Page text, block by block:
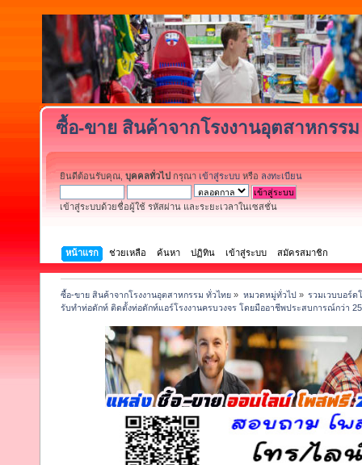
ซื้อ-ขาย สินค้าจากโรงงานอุตสาหกรร
ยินดีต้อนรับคุณ, บุคคลทั่วไป กรุณา เข้าสู่ระบบ หรือ ลงทะเบียน
เข้าสู่ระบบด้วยชื่อผู้ใช้ รหัสผ่าน และระยะเวลาในเซสชั่น
หน้าแรก ช่วยเหลือ ค้นหา ปฏิทิน เข้าสู่ระบบ สมัครสมาชิก
ซื้อ-ขาย สินค้าจากโรงงานอุตสาหกรรม ทั่วไทย » หมวดหมู่ทั่วไป» รวมเวบบอร์ด
รับทำท่อดักท์ ติดตั้งท่อดักท์แอร์โรงงานครบวงจร โดยมืออาชีพประสบการณ์กว่า